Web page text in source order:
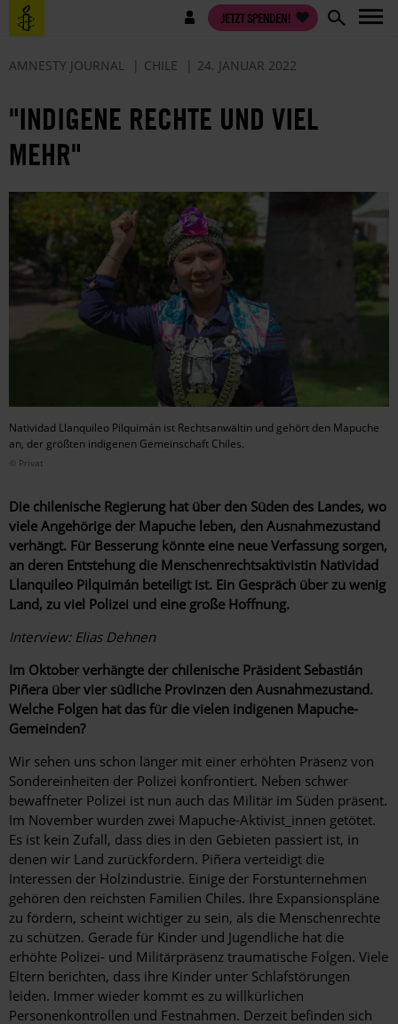
Direkt
zum
Benutzermenü JETZT SPENDEN!
AMNESTY JOURNAL CHILE 24. JANUAR 2022
"INDIGENE RECHTE UND VIEL
MEHR"
Natividad Llanquileo Pilquimán ist Rechtsanwältin und gehört den Mapuche
an, der größten indigenen Gemeinschaft Chiles.
© Privat
Die chilenische Regierung hat über den Süden des Landes, wo
viele Angehörige der Mapuche leben, den Ausnahmezustand
verhängt. Für Besserung könnte eine neue Verfassung sorgen,
an deren Entstehung die Menschenrechtsaktivistin Natividad
Llanquileo Pilquimán beteiligt ist. Ein Gespräch über zu wenig
Land, zu viel Polizei und eine große Hoffnung.
Interview: Elias Dehnen
Im Oktober verhängte der chilenische Präsident Sebastián
Piñera über vier südliche Provinzen den Ausnahme­zustand.
Welche Folgen hat das für die vielen indigenen Mapuche-
Gemeinden?
Wir sehen uns schon länger mit einer erhöhten Präsenz von
Sondereinheiten der Polizei konfrontiert. Neben schwer
bewaffneter Polizei ist nun auch das Militär im Süden präsent.
Im November wurden zwei Mapuche-Aktivist_innen getötet.
Es ist kein Zufall, dass dies in den Gebieten passiert ist, in
denen wir Land zurück­fordern. Piñera verteidigt die
Interessen der Holzindustrie. Einige der Forstunternehmen
gehören den reichsten Familien Chiles. Ihre Expansionspläne
zu fördern, scheint wichtiger zu sein, als die Menschenrechte
zu schützen. Gerade für Kinder und Jugendliche hat die
erhöhte Polizei- und Militärpräsenz traumatische Folgen. Viele
Eltern berichten, dass ihre Kinder unter Schlafstörungen
leiden. Immer wieder kommt es zu willkürlichen
Personenkontrollen und Festnahmen. Derzeit befinden sich